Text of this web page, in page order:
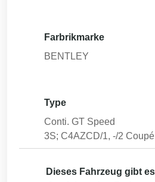
Farbrikmarke
BENTLEY
Type
Conti. GT Speed
3S; C4AZCD/1, -/2 Coupé
Dieses Fahrzeug gibt